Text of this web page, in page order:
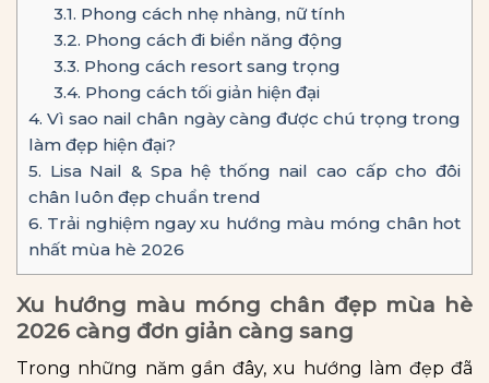
3.1. Phong cách nhẹ nhàng, nữ tính
3.2. Phong cách đi biển năng động
3.3. Phong cách resort sang trọng
3.4. Phong cách tối giản hiện đại
4. Vì sao nail chân ngày càng được chú trọng trong
làm đẹp hiện đại?
5. Lisa Nail & Spa hệ thống nail cao cấp cho đôi
chân luôn đẹp chuẩn trend
6. Trải nghiệm ngay xu hướng màu móng chân hot
nhất mùa hè 2026
Xu hướng màu móng chân đẹp mùa hè
2026 càng đơn giản càng sang
Trong những năm gần đây, xu hướng làm đẹp đã